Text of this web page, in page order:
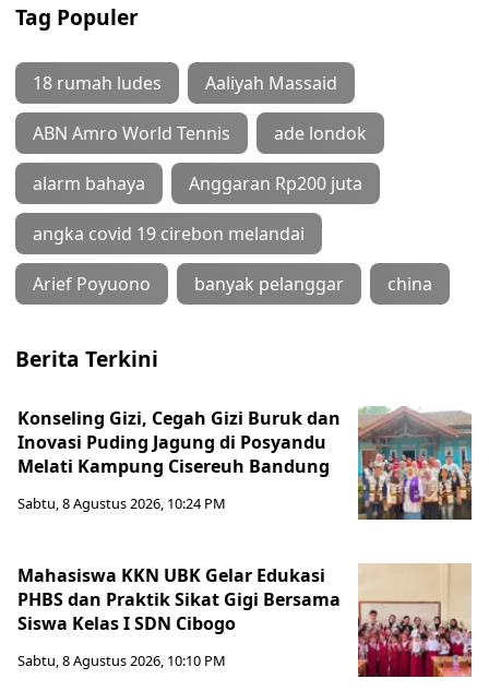
Tag Populer
18 rumah ludes Aaliyah Massaid
ABN Amro World Tennis ade londok
alarm bahaya Anggaran Rp200 juta
angka covid 19 cirebon melandai
Arief Poyuono banyak pelanggar china
Berita Terkini
Konseling Gizi, Cegah Gizi Buruk dan
Inovasi Puding Jagung di Posyandu
Melati Kampung Cisereuh Bandung
Sabtu, 8 Agustus 2026, 10:24 PM
Mahasiswa KKN UBK Gelar Edukasi
PHBS dan Praktik Sikat Gigi Bersama
Siswa Kelas I SDN Cibogo
Sabtu, 8 Agustus 2026, 10:10 PM